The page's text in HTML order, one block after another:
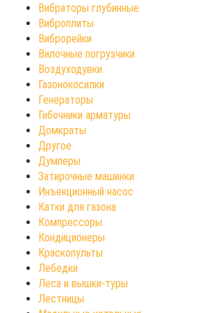
Вибраторы глубинные
Виброплиты
Виброрейки
Вилочные погрузчики
Воздуходувки
Газонокосилки
Генераторы
Гибочники арматуры
Домкраты
Другое
Думперы
Затирочные машинки
Инъекционный насос
Катки для газона
Компрессоры
Кондиционеры
Краскопульты
Лебедки
Леса и вышки-туры
Лестницы